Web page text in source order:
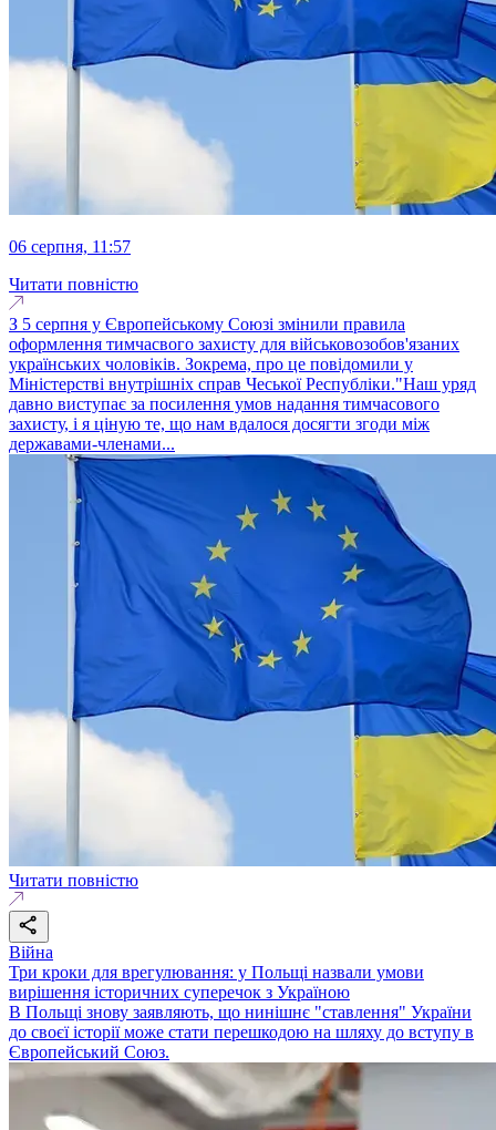
06 серпня, 11:57
Читати повністю
З 5 серпня у Європейському Союзі змінили правила
оформлення тимчасвого захисту для військовозобов'язаних
українських чоловіків. Зокрема, про це повідомили у
Міністерстві внутрішніх справ Чеської Республіки."Наш уряд
давно виступає за посилення умов надання тимчасового
захисту, і я ціную те, що нам вдалося досягти згоди між
державами-членами...
Читати повністю
Війна
Три кроки для врегулювання: у Польщі назвали умови
вирішення історичних суперечок з Україною
В Польщі знову заявляють, що нинішнє "ставлення" України
до своєї історії може стати перешкодою на шляху до вступу в
Європейський Союз.